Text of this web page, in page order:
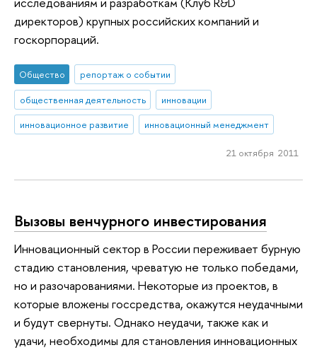
директоров) крупных российских компаний и
госкорпораций.
Общество
репортаж о событии
общественная деятельность
инновации
инновационное развитие
инновационный менеджмент
21 октября 2011
Вызовы венчурного инвестирования
Инновационный сектор в России переживает бурную
стадию становления, чреватую не только победами,
но и разочарованиями. Некоторые из проектов, в
которые вложены госсредства, окажутся неудачными
и будут свернуты. Однако неудачи, также как и
удачи, необходимы для становления инновационных